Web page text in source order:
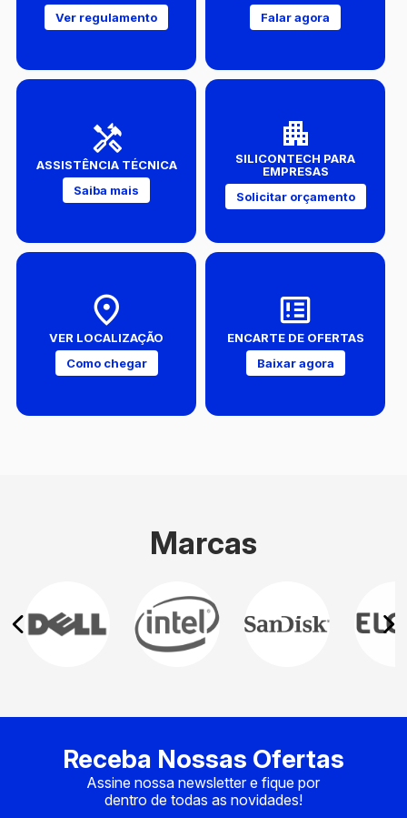
Ver regulamento
Falar agora
ASSISTÊNCIA TÉCNICA
Saiba mais
SILICONTECH PARA
EMPRESAS
Solicitar orçamento
VER LOCALIZAÇÃO
Como chegar
ENCARTE DE OFERTAS
Baixar agora
Marcas
Receba Nossas Ofertas
Assine nossa newsletter e fique por
dentro de todas as novidades!